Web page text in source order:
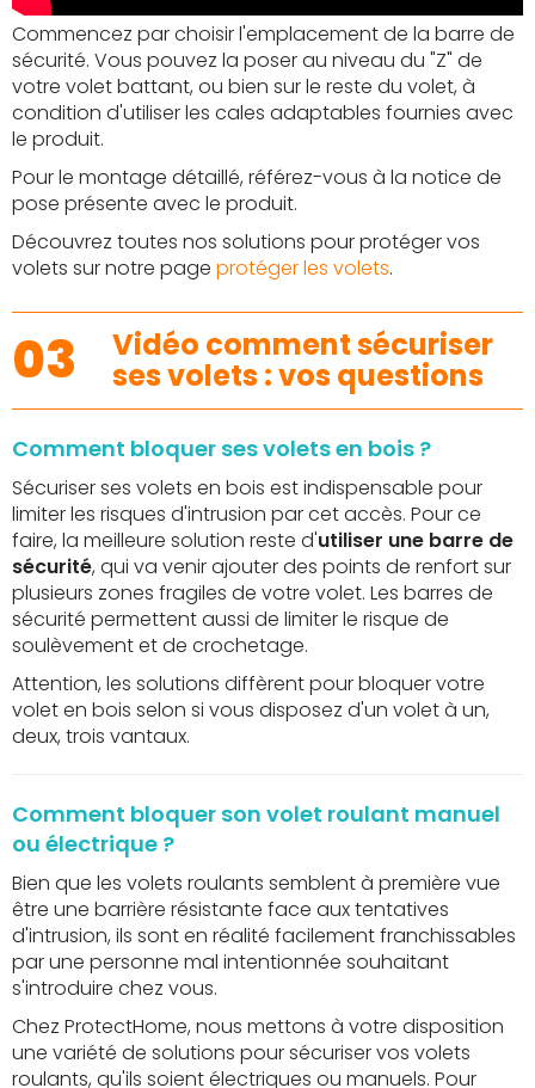
Commencez par choisir l'emplacement de la barre de
sécurité. Vous pouvez la poser au niveau du "Z" de
votre volet battant, ou bien sur le reste du volet, à
condition d'utiliser les cales adaptables fournies avec
le produit.
Pour le montage détaillé, référez-vous à la notice de
pose présente avec le produit.
Découvrez toutes nos solutions pour protéger vos
volets sur notre page protéger les volets.
03 Vidéo comment sécuriser
ses volets : vos questions
Comment bloquer ses volets en bois ?
Sécuriser ses volets en bois est indispensable pour
limiter les risques d'intrusion par cet accès. Pour ce
faire, la meilleure solution reste d'utiliser une barre de
sécurité, qui va venir ajouter des points de renfort sur
plusieurs zones fragiles de votre volet. Les barres de
sécurité permettent aussi de limiter le risque de
soulèvement et de crochetage.
Attention, les solutions diffèrent pour bloquer votre
volet en bois selon si vous disposez d'un volet à un,
deux, trois vantaux.
Comment bloquer son volet roulant manuel
ou électrique ?
Bien que les volets roulants semblent à première vue
être une barrière résistante face aux tentatives
d'intrusion, ils sont en réalité facilement franchissables
par une personne mal intentionnée souhaitant
s'introduire chez vous.
Chez ProtectHome, nous mettons à votre disposition
une variété de solutions pour sécuriser vos volets
roulants, qu'ils soient électriques ou manuels. Pour